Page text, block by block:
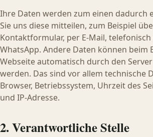
Ihre Daten werden zum einen dadurch
Sie uns diese mitteilen, zum Beispiel
Kontaktformular, per E-Mail,
WhatsApp. Andere Daten können beim
Webseite automatisch durch den
werden. Das sind vor allem technische
Browser, Betriebssystem, Uhrzeit des
und IP-Adresse.
2. Verantwortliche Stelle